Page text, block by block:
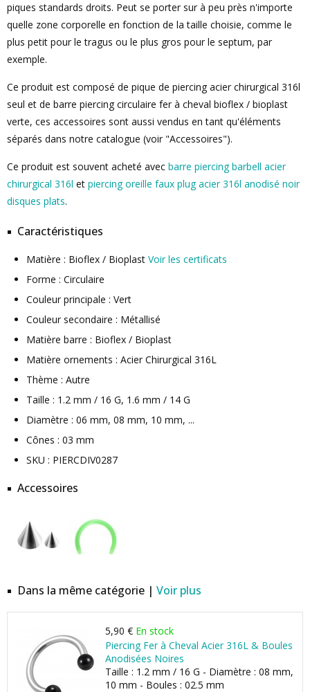
piques standards droits. Peut se porter sur à peu près n'importe
quelle zone corporelle en fonction de la taille choisie, comme le
plus petit pour le tragus ou le plus gros pour le septum, par
exemple.
Ce produit est composé de pique de piercing acier chirurgical 316l
seul et de barre piercing circulaire fer à cheval bioflex / bioplast
verte, ces accessoires sont aussi vendus en tant qu'éléments
séparés dans notre catalogue (voir "Accessoires").
Ce produit est souvent acheté avec barre piercing barbell acier
chirurgical 316l et piercing oreille faux plug acier 316l anodisé noir
disques plats.
Caractéristiques
Matière : Bioflex / Bioplast Voir les certificats
Forme : Circulaire
Couleur principale : Vert
Couleur secondaire : Métallisé
Matière barre : Bioflex / Bioplast
Matière ornements : Acier Chirurgical 316L
Thème : Autre
Taille : 1.2 mm / 16 G, 1.6 mm / 14 G
Diamètre : 06 mm, 08 mm, 10 mm, ...
Cônes : 03 mm
SKU : PIERCDIV0287
Accessoires
Dans la même catégorie | Voir plus
5,90 € En stock
Piercing Fer à Cheval Acier 316L & Boules
Anodisées Noires
Taille : 1.2 mm / 16 G - Diamètre : 08 mm,
10 mm - Boules : 02.5 mm